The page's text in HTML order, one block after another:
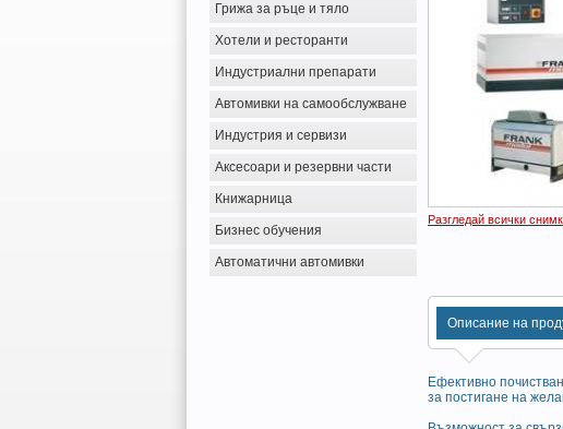
Грижа за ръце и тяло
Хотели и ресторанти
Индустриални препарати
Автомивки на самообслужване
Индустрия и сервизи
Аксесоари и резервни части
Книжарница
Бизнес обучения
Автоматични автомивки
Разгледай всички
Описание на
Ефективно
за постигане на